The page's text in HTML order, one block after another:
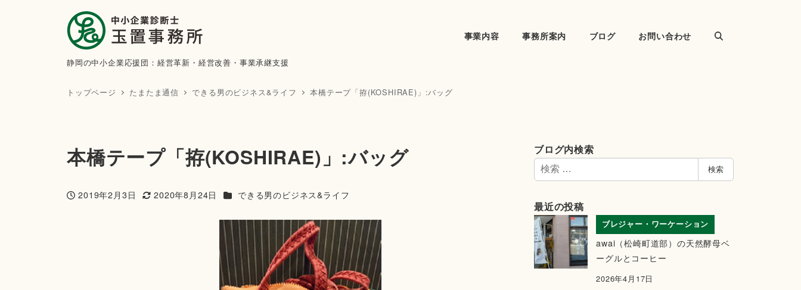
静岡の中小企業応援団：経営革新・経営改善・事業承継支援
事業内容 事務所案内 ブログ お問い合わせ
トップページ たまたま通信 できる男のビジネス&ライフ 本橋テープ「拵(KOSHIRAE)」:バッグ
本橋テープ「拵(KOSHIRAE)」:バッグ
投稿日
2019年2月3日
更新日
2020年8月24日 カテゴリー
できる男のビジネス&ライフ
ブログ内検索
検
索
検索
最近の投稿
ブレジャー・ワーケーション
awai（松崎町道部）の天然酵母ベ
ーグルとコーヒー
2026年4月17日